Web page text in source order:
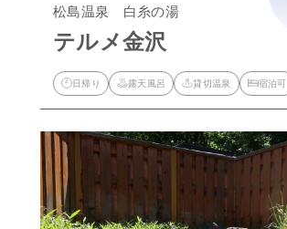
松島温泉 白糸の湯
テルメ金沢
日帰り 露天風呂 貸切温泉 宿泊可